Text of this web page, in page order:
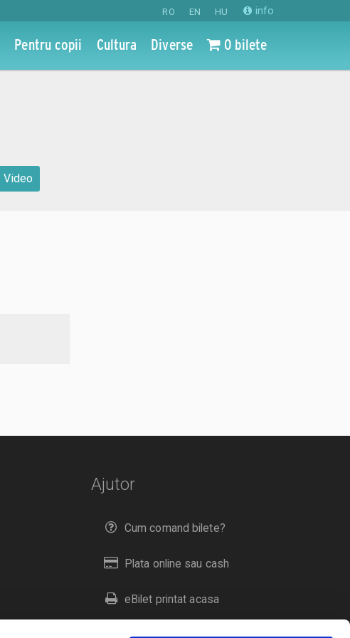
RO EN HU info
Pentru copii Cultura Diverse 0 bilete
Video
Ajutor
Cum comand bilete?
Plata online sau cash
eBilet printat acasa
Livrare prin curier